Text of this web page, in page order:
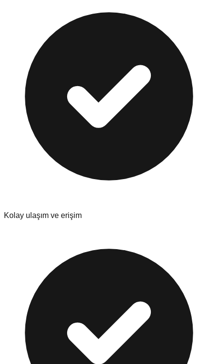
Kolay ulaşım ve erişim